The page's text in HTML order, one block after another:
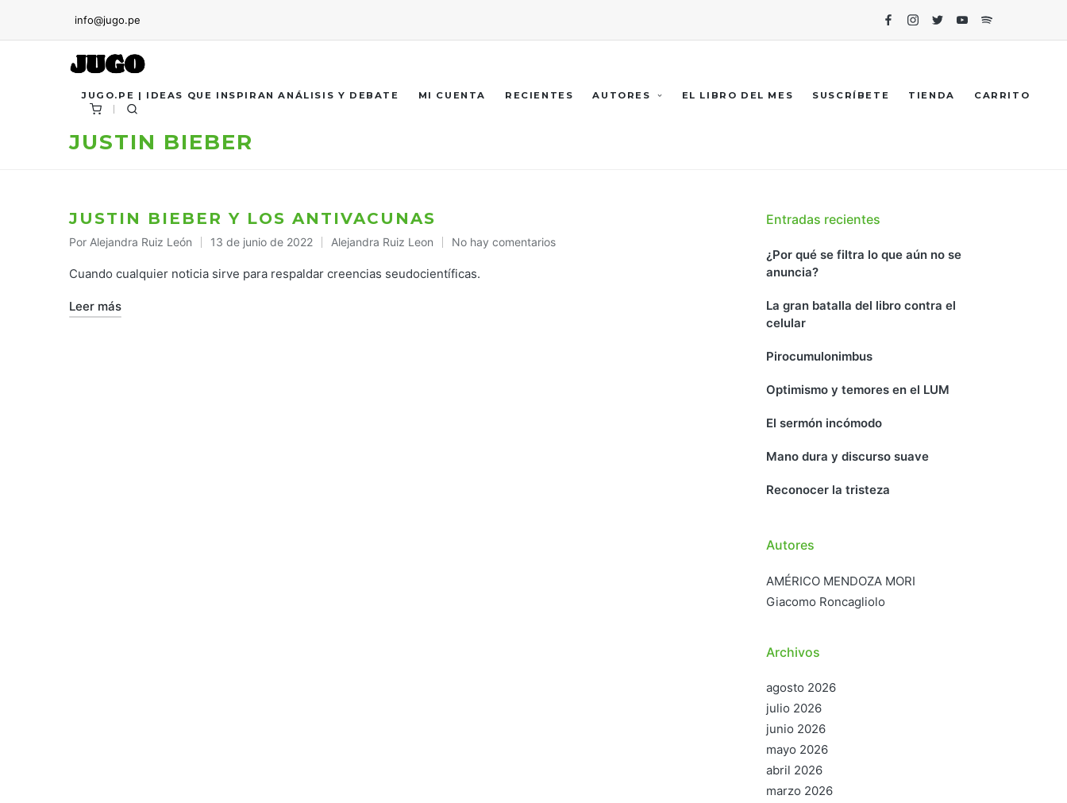
info@jugo.pe
FacebookInstagram
TwitterYoutubeSpotify
JUGO.PE | IDEAS QUE INSPIRAN ANÁLISIS Y DEBATE MI CUENTA RECIENTES AUTORES EL LIBRO DEL MES SUSCRÍBETE TIENDA CARRITO
JUSTIN BIEBER
JUSTIN BIEBER Y LOS ANTIVACUNAS
Publicado
por
Por Alejandra Ruiz León 13 de junio de 2022
Publicado
en
Alejandra Ruiz Leon No hay comentarios
Cuando cualquier noticia sirve para respaldar creencias seudocientíficas.
Leer más
Entradas recientes
¿Por qué se filtra lo que aún no se
anuncia?
La gran batalla del libro contra el
celular
Pirocumulonimbus
Optimismo y temores en el LUM
El sermón incómodo
Mano dura y discurso suave
Reconocer la tristeza
Autores
AMÉRICO MENDOZA MORI
Giacomo Roncagliolo
Archivos
agosto 2026
julio 2026
junio 2026
mayo 2026
abril 2026
marzo 2026